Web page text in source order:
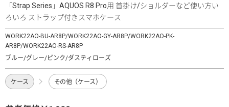
「Strap Series」AQUOS R8 Pro用 首掛け/ショルダーなど使い方い
ろいろ ストラップ付きスマホケース
WORK22AO-BU-AR8P/WORK22AO-GY-AR8P/WORK22AO-PK-
AR8P/WORK22AO-RS-AR8P
ブルー/グレー/ピンク/ダスティローズ
ケース その他（ケース）